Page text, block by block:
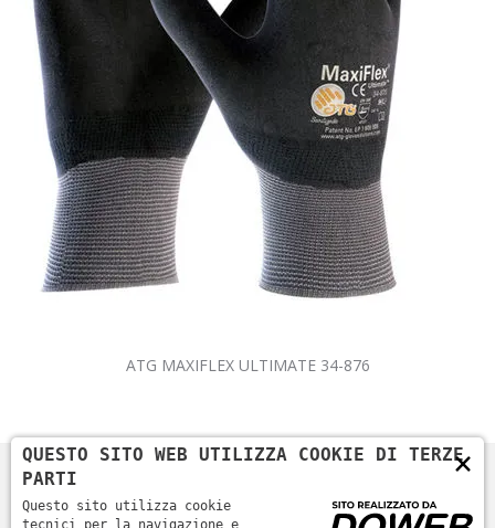
ATG MAXIFLEX ULTIMATE 34-876
×
QUESTO SITO WEB UTILIZZA COOKIE DI TERZE
PARTI
Questo sito utilizza cookie
tecnici per la navigazione e